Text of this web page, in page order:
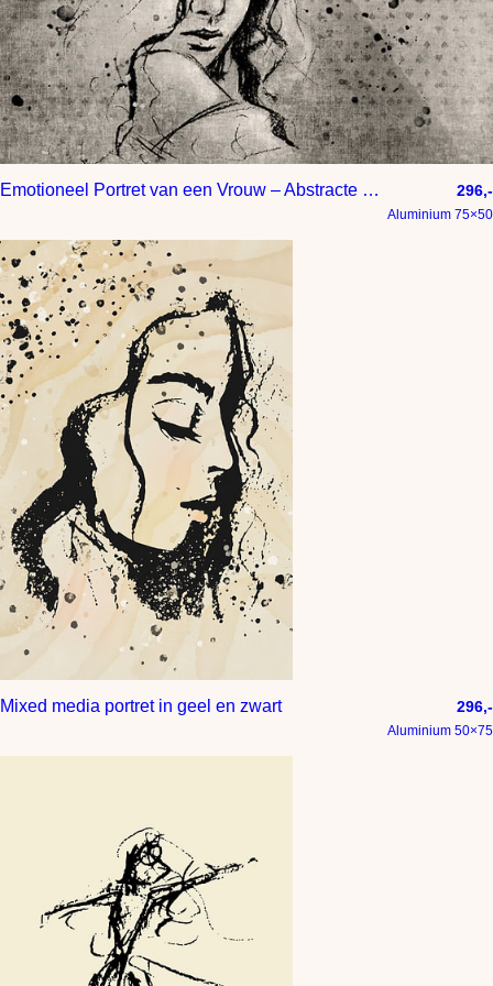
Emotioneel Portret van een Vrouw – Abstracte Lijntekening 296,-
Aluminium 75×50
Mixed media portret in geel en zwart 296,-
Aluminium 50×75